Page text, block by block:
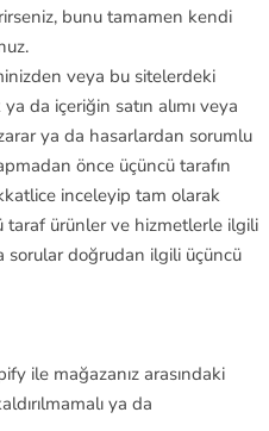
bunu tamamen kendi
veya bu sitelerdeki
da içeriğin satın alımı veya
ya da hasarlardan sorumlu
önce üçüncü tarafın
inceleyip tam olarak
taraf ürünler ve hizmetlerle ilgili
sorular doğrudan ilgili üçüncü
ile mağazanız arasındaki
ya da